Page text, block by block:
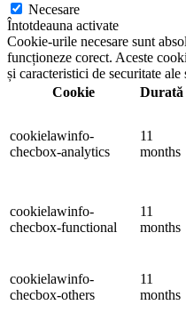
Necesare
Întotdeauna activate
Cookie-urile necesare sunt
funcționeze corect. Aceste
și caracteristici de securitate
Cookie
Durată
cookielawinfo-
checbox-analytics
11
months
cookielawinfo-
checbox-functional
11
months
cookielawinfo-
checbox-others
11
months